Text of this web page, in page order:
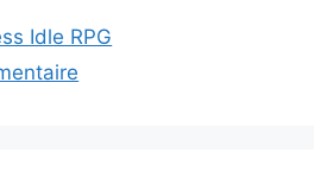
Idle RPG